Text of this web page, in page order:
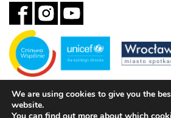
Завдання виконується муніципалітетом
Дитячим фондом ООН (ЮНІСЕФ).
We are using cookies to give you the
website.